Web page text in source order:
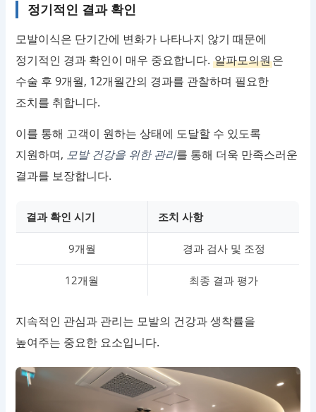
정기적인 결과 확인
모발이식은 단기간에 변화가 나타나지 않기 때문에
정기적인 경과 확인이 매우 중요합니다.알파모의원은
수술 후 9개월, 12개월간의 경과를 관찰하며 필요한
조치를 취합니다.
이를 통해 고객이 원하는 상태에 도달할 수 있도록
지원하며, 모발 건강을 위한 관리를 통해 더욱 만족스러운
결과를 보장합니다.
결과 확인 시기 조치 사항
9개월 경과 검사 및 조정
12개월 최종 결과 평가
지속적인 관심과 관리는 모발의 건강과 생착률을
높여주는 중요한 요소입니다.